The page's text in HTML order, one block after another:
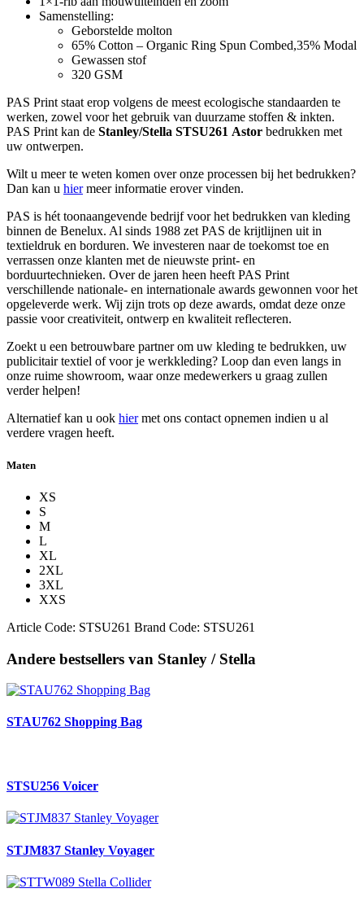
Samenstelling:
Geborstelde molton
65% Cotton – Organic Ring Spun Combed,35% Modal
Gewassen stof
320 GSM
PAS Print staat erop volgens de meest ecologische standaarden te
werken, zowel voor het gebruik van duurzame stoffen & inkten.
PAS Print kan de Stanley/Stella STSU261 Astor bedrukken met
uw ontwerpen.
Wilt u meer te weten komen over onze processen bij het bedrukken?
Dan kan u hiermeer informatie erover vinden.
PAS is hét toonaangevende bedrijf voor het bedrukken van kleding
binnen de Benelux. Al sinds 1988 zet PAS de krijtlijnen uit in
textieldruk en borduren. We investeren naar de toekomst toe en
verrassen onze klanten met de nieuwste print- en
borduurtechnieken. Over de jaren heen heeft PAS Print
verschillende nationale- en internationale awards gewonnen voor het
opgeleverde werk. Wij zijn trots op deze awards, omdat deze onze
passie voor creativiteit, ontwerp en kwaliteit reflecteren.
Zoekt u een betrouwbare partner om uw kleding te bedrukken, uw
publicitair textiel of voor je werkkleding? Loop dan even langs in
onze ruime showroom, waar onze medewerkers u graag zullen
verder helpen!
Alternatief kan u ook hiermet ons contact opnemen indien u al
verdere vragen heeft.
Maten
XS
S
M
L
XL
2XL
3XL
XXS
Article Code: STSU261 Brand Code: STSU261
Andere bestsellers van Stanley / Stella
STAU762 Shopping Bag
STSU256 Voicer
STJM837 Stanley Voyager